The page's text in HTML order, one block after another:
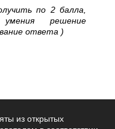
по 2 балла,
решение
ответа )
из открытых